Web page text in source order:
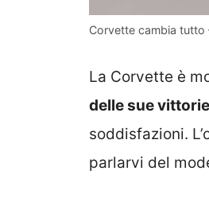
Corvette cambia tutto
La Corvette è
delle sue
soddisfazioni.
parlarvi del